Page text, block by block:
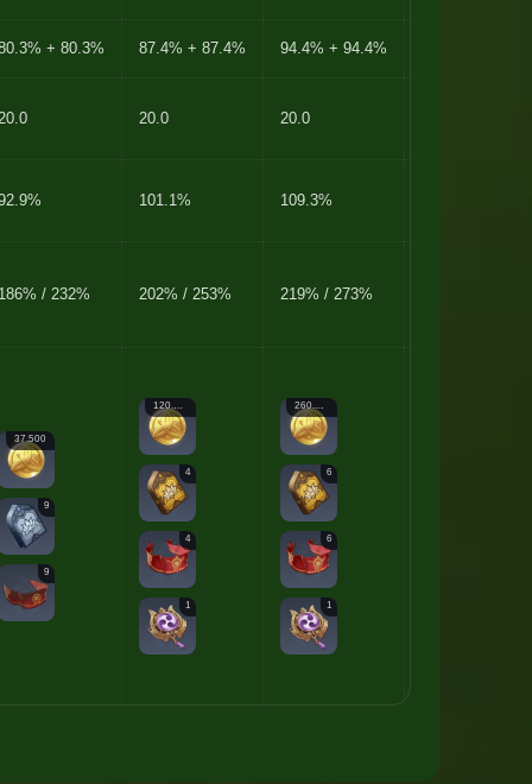
+ 80.3% 87.4% + 87.4% 94.4% + 94.4%
20.0 20.0
101.1% 109.3%
/ 232% 202% / 253% 219% / 273%
37.500
9
9
120.000
4
4
1
260.000
6
6
1